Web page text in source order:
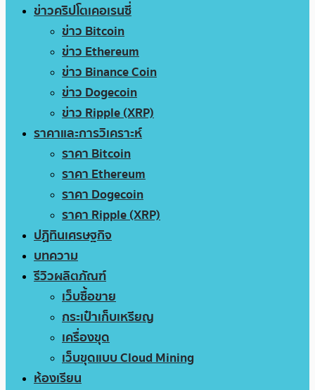
ข่าวคริปโตเคอเรนซี่
ข่าว Bitcoin
ข่าว Ethereum
ข่าว Binance Coin
ข่าว Dogecoin
ข่าว Ripple (XRP)
ราคาและการวิเคราะห์
ราคา Bitcoin
ราคา Ethereum
ราคา Dogecoin
ราคา Ripple (XRP)
ปฏิทินเศรษฐกิจ
บทความ
รีวิวผลิตภัณฑ์
เว็บซื้อขาย
กระเป๋าเก็บเหรียญ
เครื่องขุด
เว็บขุดแบบ Cloud Mining
ห้องเรียน